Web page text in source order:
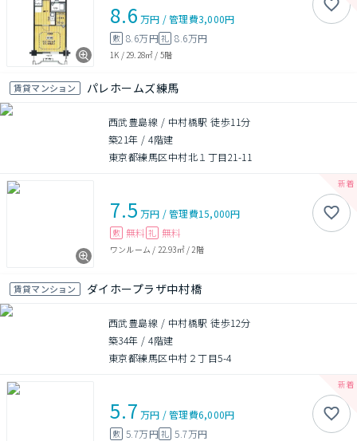
8.6 万円 /管理費3,000円
敷 8.6万円礼 8.6万円
1K /29.28㎡ / 5階
賃貸マンション パレホームズ練馬
西武豊島線 / 中村橋駅 徒歩11分
築21年 /4階建
東京都練馬区中村北１丁目21-11
7.5 万円 /管理費15,000円
敷 無料 礼 無料
ワンルーム / 22.93㎡/ 2階
賃貸マンション ダイホープラザ中村橋
西武豊島線 / 中村橋駅 徒歩12分
築34年 /4階建
東京都練馬区中村２丁目5-4
5.7 万円 /管理費6,000円
敷 5.7万円礼 5.7万円